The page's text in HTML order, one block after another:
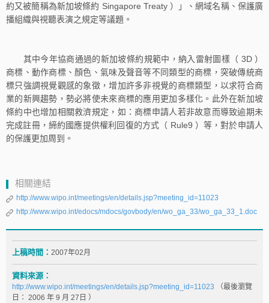
約又被簡稱為新加坡條約 Singapore Treaty ）」、網域名稱、保護廣
播組織與視聽表演之規定等議題。
其中今年協商通過的新加坡條約規範中，納入雷射圖樣（ 3D ）
商標、動作商標、顏色、氣味及聲音等不同類型的商標，突破傳統商
標只強調視覺觀感的象徵，增加許多非視覺的商標類型，以求符合商
業的新興趨勢，勢必將使未來商標的應用更加多樣化。此外在新加坡
條約中也增加相關救濟規定，如：商標申請人若非故意而導致逾期未
完成註冊，締約國應提供權利回復的方式（ Rule9 ）等，對於申請人
的保護更加周到。
相關連結
http://www.wipo.int/meetings/en/details.jsp?meeting_id=11023
http://www.wipo.int/edocs/mdocs/govbody/en/wo_ga_33/wo_ga_33_1.doc
上稿時間： 2007年02月
資料來源：
http://www.wipo.int/meetings/en/details.jsp?meeting_id=11023 （最後瀏覽
日： 2006 年 9 月 27 日 ）